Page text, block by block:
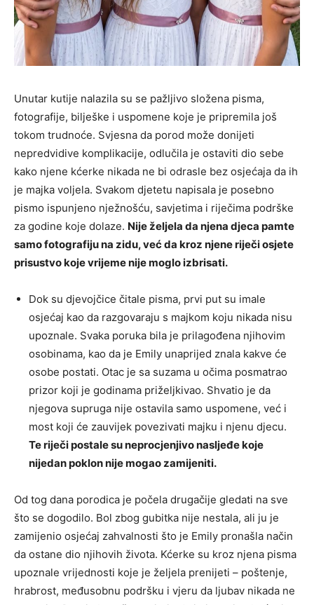
Unutar kutije nalazila su se pažljivo složena pisma,
fotografije, bilješke i uspomene koje je pripremila još
tokom trudnoće. Svjesna da porod može donijeti
nepredvidive komplikacije, odlučila je ostaviti dio sebe
kako njene kćerke nikada ne bi odrasle bez osjećaja da ih
je majka voljela. Svakom djetetu napisala je posebno
pismo ispunjeno nježnošću, savjetima i riječima podrške
za godine koje dolaze. Nije željela da njena djeca pamte
samo fotografiju na zidu, već da kroz njene riječi osjete
prisustvo koje vrijeme nije moglo izbrisati.
Dok su djevojčice čitale pisma, prvi put su imale
osjećaj kao da razgovaraju s majkom koju nikada nisu
upoznale. Svaka poruka bila je prilagođena njihovim
osobinama, kao da je Emily unaprijed znala kakve će
osobe postati. Otac je sa suzama u očima posmatrao
prizor koji je godinama priželjkivao. Shvatio je da
njegova supruga nije ostavila samo uspomene, već i
most koji će zauvijek povezivati majku i njenu djecu.
Te riječi postale su neprocjenjivo nasljeđe koje
nijedan poklon nije mogao zamijeniti.
Od tog dana porodica je počela drugačije gledati na sve
što se dogodilo. Bol zbog gubitka nije nestala, ali ju je
zamijenio osjećaj zahvalnosti što je Emily pronašla način
da ostane dio njihovih života. Kćerke su kroz njena pisma
upoznale vrijednosti koje je željela prenijeti – poštenje,
hrabrost, međusobnu podršku i vjeru da ljubav nikada ne